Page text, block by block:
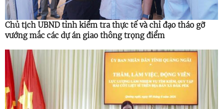
Chủ tịch UBND tỉnh kiểm tra thực tế và chỉ đạo tháo gỡ
vướng mắc các dự án giao thông trọng điểm